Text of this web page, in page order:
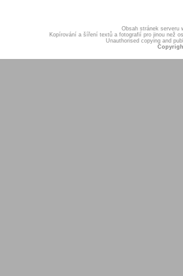
Obsah stránek serveru
Kopírování a šíření textů a fotografií pro jinou než
Unauthorised copying and